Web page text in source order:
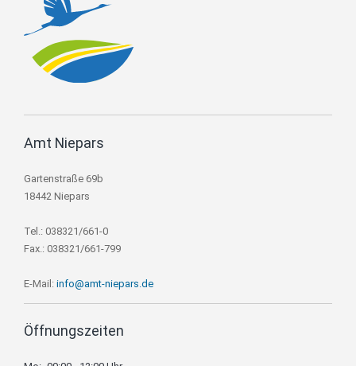
Amt Niepars
Gartenstraße 69b
18442 Niepars
Tel.: 038321/661-0
Fax.: 038321/661-799
E-Mail: info@amt-niepars.de
Öffnungszeiten